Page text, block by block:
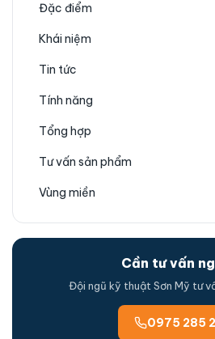
Đặc điểm
Khái niệm
Tin tức
Tính năng
Tổng hợp
Tư vấn sản phẩm
Vùng miền
Cần tư vấn
Đội ngũ kỹ thuật Sơn Mỹ tư
0975 285